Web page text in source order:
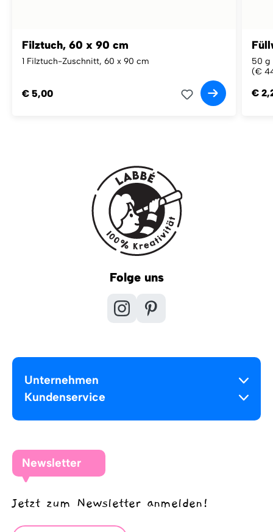
Filztuch, 60 x 90 cm
1 Filztuch-Zuschnitt, 60 x 90 cm
€ 5,00
50 g
(€
€
Folge uns
Unternehmen
Kundenservice
Newsletter
Jetzt zum Newsletter anmelden!